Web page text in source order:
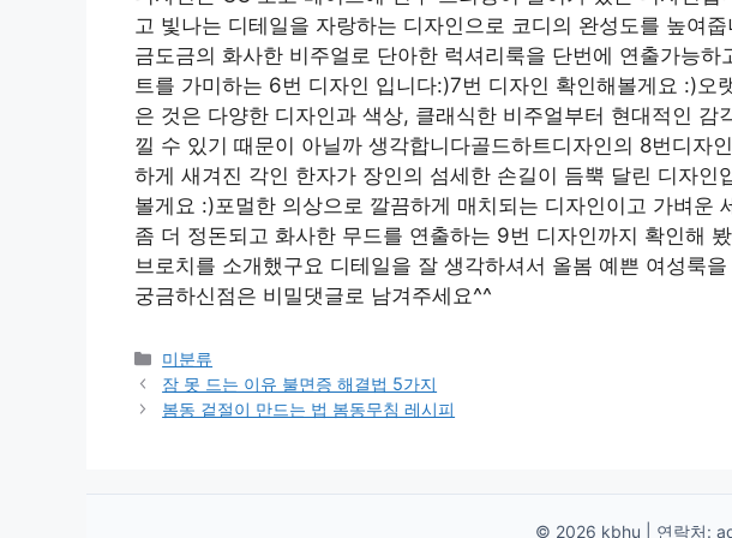
고 빛나는 디테일을 자랑하는 디자인으로 코디의 완성도를 높여
금도금의 화사한 비주얼로 단아한 럭셔리룩을 단번에 연출가능하
트를 가미하는 6번 디자인 입니다:)7번 디자인 확인해볼게요 :)오
은 것은 다양한 디자인과 색상, 클래식한 비주얼부터 현대적인 감
낄 수 있기 때문이 아닐까 생각합니다골드하트디자인의 8번디자
하게 새겨진 각인 한자가 장인의 섬세한 손길이 듬뿍 달린 디자인
볼게요 :)포멀한 의상으로 깔끔하게 매치되는 디자인이고 가벼운
좀 더 정돈되고 화사한 무드를 연출하는 9번 디자인까지 확인해
브로치를 소개했구요 디테일을 잘 생각하셔서 올봄 예쁜 여성룩
궁금하신점은 비밀댓글로 남겨주세요^^
Categories
미분류
잠 못 드는 이유 불면증 해결법 5가지
봄동 겉절이 만드는 법 봄동무침 레시피
© 2026 kbhu | 연락처: